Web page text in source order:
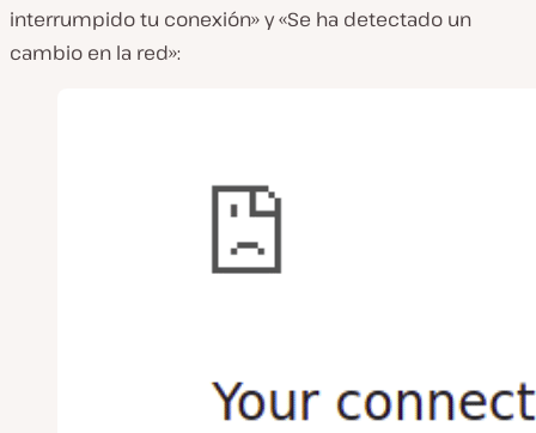
interrumpido tu conexión» y «Se ha detectado un
cambio en la red»: